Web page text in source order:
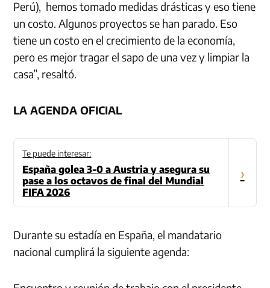
Perú), hemos tomado medidas drásticas y eso tiene
un costo. Algunos proyectos se han parado. Eso
tiene un costo en el crecimiento de la economía,
pero es mejor tragar el sapo de una vez y limpiar la
casa”, resaltó.
LA AGENDA OFICIAL
Te puede interesar:
España golea 3-0 a Austria y asegura su
pase a los octavos de final del Mundial
FIFA 2026
›
Durante su estadía en España, el mandatario
nacional cumplirá la siguiente agenda: